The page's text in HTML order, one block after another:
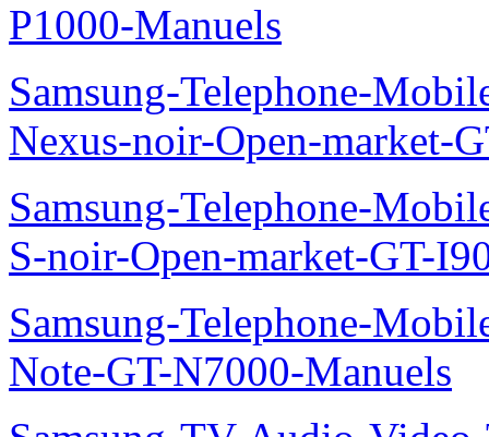
P1000-Manuels
Samsung-Telephone-
Nexus-noir-Open-market-
Samsung-Telephone-
S-noir-Open-market-GT-
Samsung-Telephone-
Note-GT-N7000-Manuels